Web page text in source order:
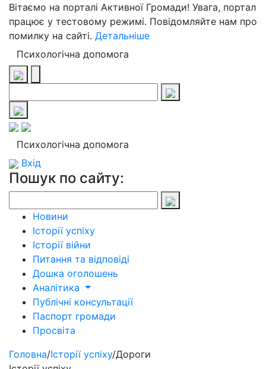
Вітаємо на порталі Активної Громади! Увага, портал
працює у тестовому режимі. Повідомляйте нам про
помилку на сайті. Детальніше
Психологічна допомога
Психологічна допомога
Вхід
Пошук по сайту:
Новини
Історії успіху
Історії війни
Питання та відповіді
Дошка оголошень
Аналітика
Публічні консультації
Паспорт громади
Просвіта
Головна/Історії успіху/Дороги